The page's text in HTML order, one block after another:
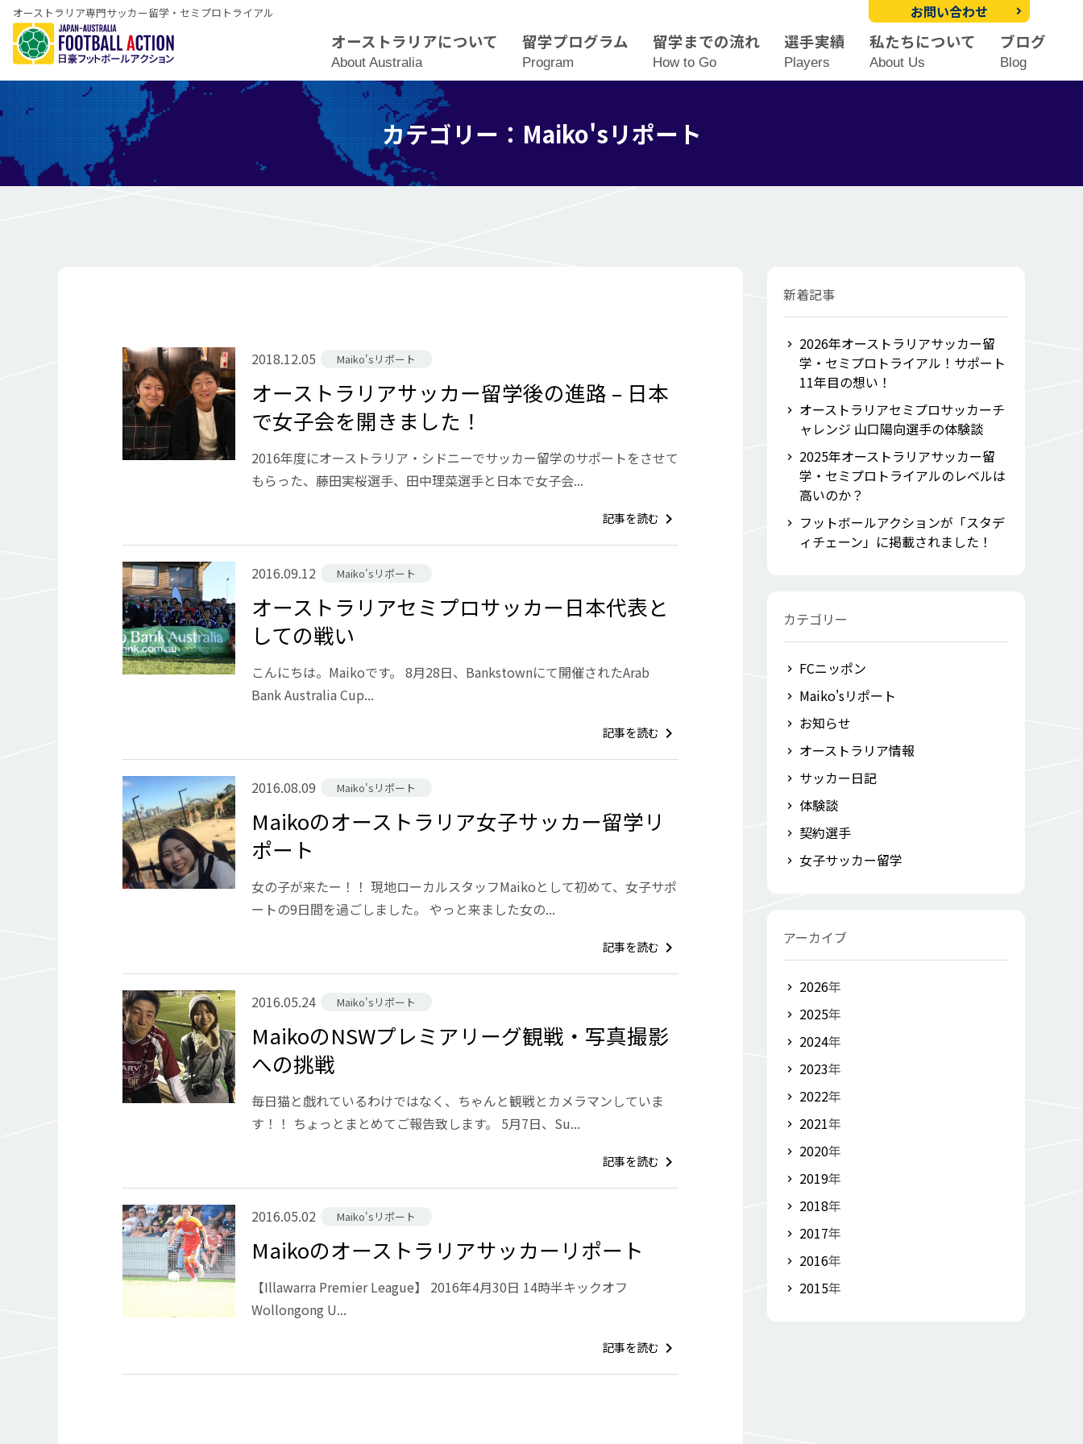
オーストラリア専門サッカー留学・セミプロトライアル
オーストラリアについて
About Australia
留学プログラム
Program
留学までの流れ
How to Go
選手実績
Players
私たちについて
About Us
ブログ
Blog
お問い合わせ
カテゴリー：Maiko'sリポート
2018.12.05 Maiko'sリポート
オーストラリアサッカー留学後の進路 – 日本
で女子会を開きました！
2016年度にオーストラリア・シドニーでサッカー留学のサポートをさせて
もらった、藤田実桜選手、田中理菜選手と日本で女子会...
記事を読む chevron_right
2016.09.12 Maiko'sリポート
オーストラリアセミプロサッカー日本代表と
しての戦い
こんにちは。Maikoです。 8月28日、Bankstownにて開催されたArab
Bank Australia Cup...
記事を読む chevron_right
2016.08.09 Maiko'sリポート
Maikoのオーストラリア女子サッカー留学リ
ポート
女の子が来たー！！ 現地ローカルスタッフMaikoとして初めて、女子サポ
ートの9日間を過ごしました。 やっと来ました女の...
記事を読む chevron_right
2016.05.24 Maiko'sリポート
MaikoのNSWプレミアリーグ観戦・写真撮影
への挑戦
毎日猫と戯れているわけではなく、ちゃんと観戦とカメラマンしていま
す！！ ちょっとまとめてご報告致します。 5月7日、Su...
記事を読む chevron_right
2016.05.02 Maiko'sリポート
Maikoのオーストラリアサッカーリポート
【Illawarra Premier League】 2016年4月30日 14時半キックオフ
Wollongong U...
記事を読む chevron_right
新着記事
2026年オーストラリアサッカー留
学・セミプロトライアル！サポート
11年目の想い！
オーストラリアセミプロサッカーチ
ャレンジ 山口陽向選手の体験談
2025年オーストラリアサッカー留
学・セミプロトライアルのレベルは
高いのか？
フットボールアクションが「スタデ
ィチェーン」に掲載されました！
カテゴリー
FCニッポン
Maiko'sリポート
お知らせ
オーストラリア情報
サッカー日記
体験談
契約選手
女子サッカー留学
アーカイブ
2026年
2025年
2024年
2023年
2022年
2021年
2020年
2019年
2018年
2017年
2016年
2015年